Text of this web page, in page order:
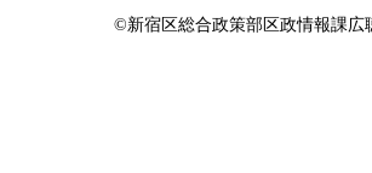
©新宿区総合政策部区政情報課